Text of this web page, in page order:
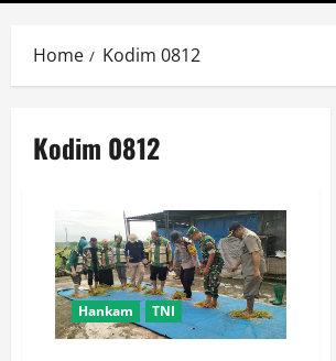
Home Kodim 0812
Kodim 0812
Hankam TNI